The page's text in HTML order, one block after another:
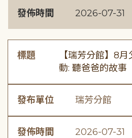
發佈時間 2026-07-31
標題
【瑞芳分館】8
動: 聽爸爸的故事
發布單位 瑞芳分館
發佈時間 2026-07-31